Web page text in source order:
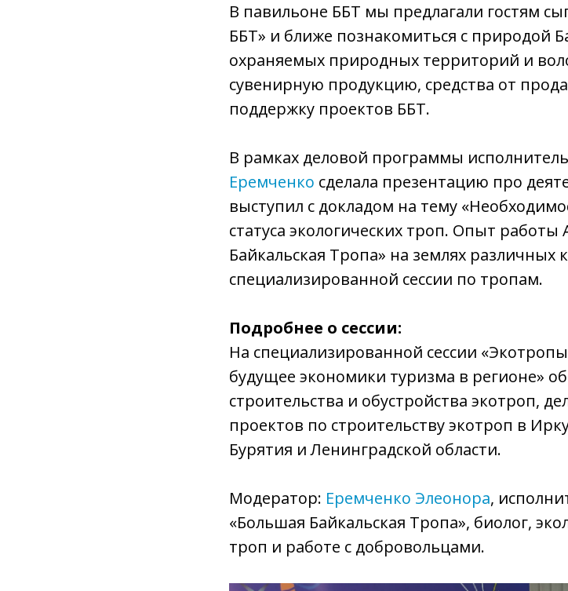
В павильоне ББТ мы предлагали гостям
ББТ» и ближе познакомиться с природой
охраняемых природных территорий и
сувенирную продукцию, средства от
поддержку проектов ББТ.
В рамках деловой программы
Еремченко сделала презентацию про
выступил с докладом на тему
статуса экологических троп. Опыт
Байкальская Тропа» на землях различных
специализированной сессии по тропам.
Подробнее о сессии:
На специализированной сессии
будущее экономики туризма в регионе»
строительства и обустройства экотроп,
проектов по строительству экотроп в
Бурятия и Ленинградской области.
Модератор: Еремченко Элеонора,
«Большая Байкальская Тропа», биолог,
троп и работе с добровольцами.